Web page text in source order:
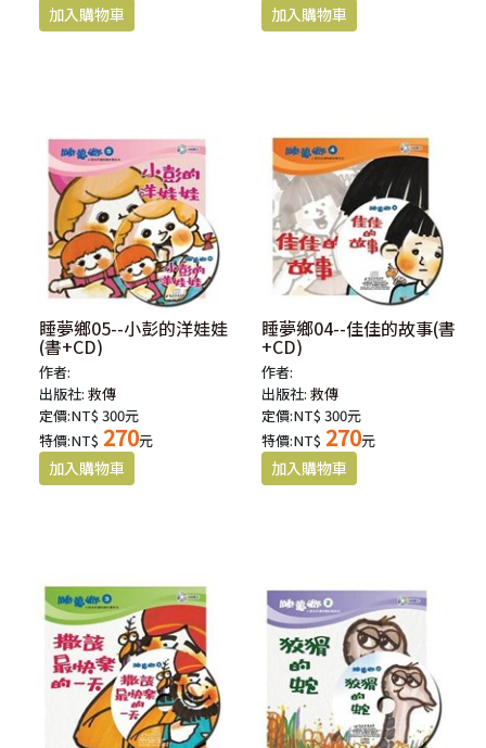
睡夢鄉05--小彭的洋娃娃
(書+CD)
作者:
出版社:救傳
定價:NT$ 300元
特價:NT$ 270元
睡夢鄉04--佳佳的故事(書
+CD)
作者:
出版社:救傳
定價:NT$ 300元
特價:NT$ 270元